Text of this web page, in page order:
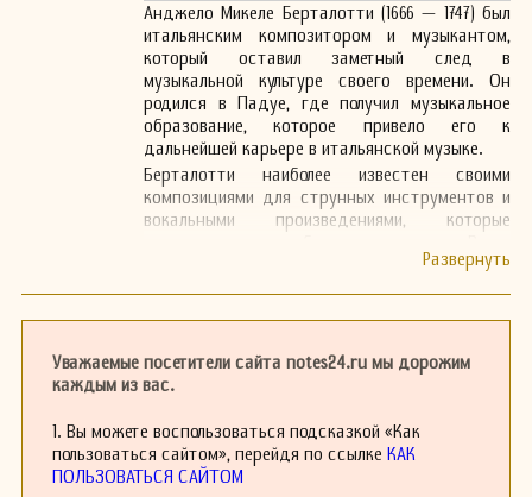
Анджело Микеле Берталотти (1666 — 1747) был
итальянским композитором и музыкантом,
который оставил заметный след в
музыкальной культуре своего времени. Он
родился в Падуе, где получил музыкальное
образование, которое привело его к
дальнейшей карьере в итальянской музыке.
Берталотти наиболее известен своими
композициями для струнных инструментов и
вокальными произведениями, которые
музыке можно заметить как традиционные
исполнителей.
В 1710 году Берталотти стал музыкантом при
широкой признание. Период работы в Венгрии
также оказал значительное влияние на его
стиль, так как он взаимодействовал с
Уважаемые посетители сайта notes24.ru мы дорожим
каждым из вас.
1. Вы можете воспользоваться подсказкой «Как
пользоваться сайтом», перейдя по ссылке КАК
ПОЛЬЗОВАТЬСЯ САЙТОМ